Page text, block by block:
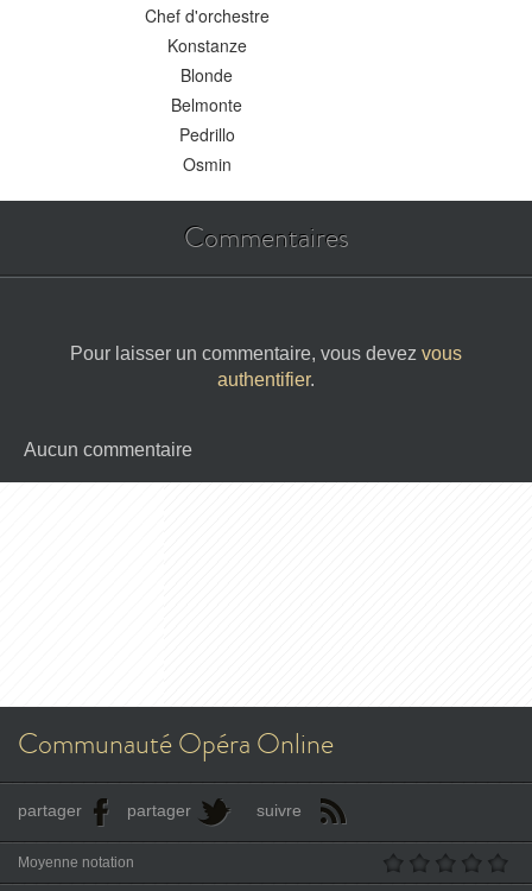
Chef d'orchestre
Konstanze
Blonde
Belmonte
Pedrillo
Osmin
Commentaires
Pour laisser un commentaire, vous devez vous
authentifier.
Aucun commentaire
Communauté Opéra Online
partager partager suivre
Moyenne notation